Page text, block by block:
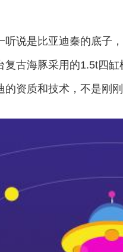
听说是比亚迪秦的底子
复古海豚采用的1.5t四
的资质和技术，不是刚